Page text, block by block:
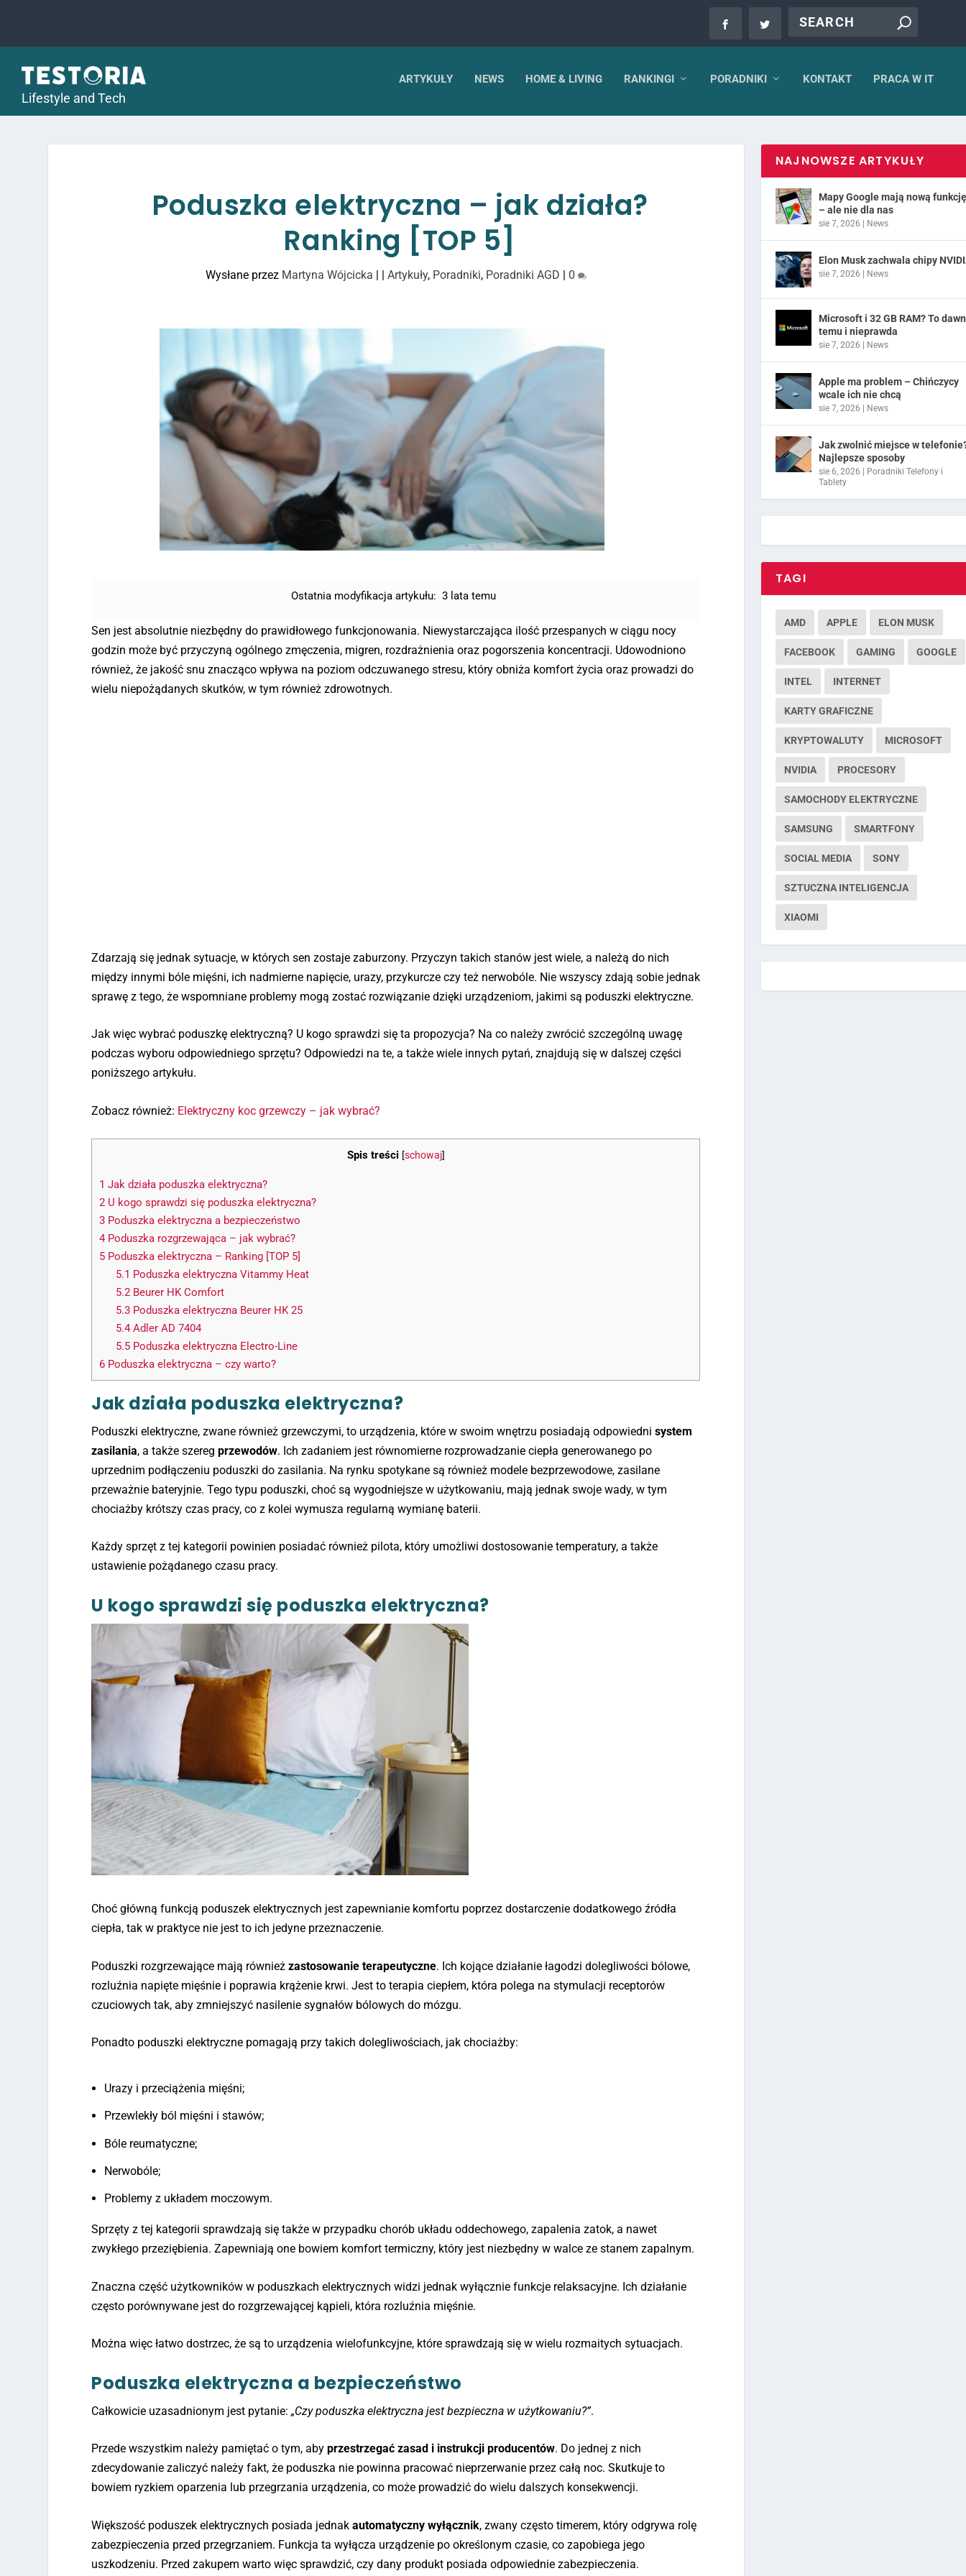
Lifestyle and Tech
ARTYKUŁY NEWS HOME & LIVING RANKINGI PORADNIKI KONTAKT PRACA W IT
Poduszka elektryczna – jak działa?
Ranking [TOP 5]
Wysłane przez Martyna Wójcicka | |Artykuły, Poradniki, Poradniki AGD | 0
Ostatnia modyfikacja artykułu: 3 lata temu
Sen jest absolutnie niezbędny do prawidłowego funkcjonowania. Niewystarczająca ilość przespanych w ciągu nocy
godzin może być przyczyną ogólnego zmęczenia, migren, rozdrażnienia oraz pogorszenia koncentracji. Udowodniono
również, że jakość snu znacząco wpływa na poziom odczuwanego stresu, który obniża komfort życia oraz prowadzi do
wielu niepożądanych skutków, w tym również zdrowotnych.
Zdarzają się jednak sytuacje, w których sen zostaje zaburzony. Przyczyn takich stanów jest wiele, a należą do nich
między innymi bóle mięśni, ich nadmierne napięcie, urazy, przykurcze czy też nerwobóle. Nie wszyscy zdają sobie jednak
sprawę z tego, że wspomniane problemy mogą zostać rozwiązanie dzięki urządzeniom, jakimi są poduszki elektryczne.
Jak więc wybrać poduszkę elektryczną? U kogo sprawdzi się ta propozycja? Na co należy zwrócić szczególną uwagę
podczas wyboru odpowiedniego sprzętu? Odpowiedzi na te, a także wiele innych pytań, znajdują się w dalszej części
poniższego artykułu.
Zobacz również: Elektryczny koc grzewczy – jak wybrać?
Spis treści [schowaj]
1 Jak działa poduszka elektryczna?
2 U kogo sprawdzi się poduszka elektryczna?
3 Poduszka elektryczna a bezpieczeństwo
4 Poduszka rozgrzewająca – jak wybrać?
5 Poduszka elektryczna – Ranking [TOP 5]
5.1 Poduszka elektryczna Vitammy Heat
5.2 Beurer HK Comfort
5.3 Poduszka elektryczna Beurer HK 25
5.4 Adler AD 7404
5.5 Poduszka elektryczna Electro-Line
6 Poduszka elektryczna – czy warto?
Jak działa poduszka elektryczna?
Poduszki elektryczne, zwane również grzewczymi, to urządzenia, które w swoim wnętrzu posiadają odpowiednisystem
zasilania, a także szeregprzewodów. Ich zadaniem jest równomierne rozprowadzanie ciepła generowanego po
uprzednim podłączeniu poduszki do zasilania. Na rynku spotykane są również modele bezprzewodowe, zasilane
przeważnie bateryjnie. Tego typu poduszki, choć są wygodniejsze w użytkowaniu, mają jednak swoje wady, w tym
chociażby krótszy czas pracy, co z kolei wymusza regularną wymianę baterii.
Każdy sprzęt z tej kategorii powinien posiadać również pilota, który umożliwi dostosowanie temperatury, a także
ustawienie pożądanego czasu pracy.
U kogo sprawdzi się poduszka elektryczna?
Choć główną funkcją poduszek elektrycznych jest zapewnianie komfortu poprzez dostarczenie dodatkowego źródła
ciepła, tak w praktyce nie jest to ich jedyne przeznaczenie.
Poduszki rozgrzewające mają równieżzastosowanie terapeutyczne. Ich kojące działanie łagodzi dolegliwości bólowe,
rozluźnia napięte mięśnie i poprawia krążenie krwi. Jest to terapia ciepłem, która polega na stymulacji receptorów
czuciowych tak, aby zmniejszyć nasilenie sygnałów bólowych do mózgu.
Ponadto poduszki elektryczne pomagają przy takich dolegliwościach, jak chociażby:
Urazy i przeciążenia mięśni;
Przewlekły ból mięśni i stawów;
Bóle reumatyczne;
Nerwobóle;
Problemy z układem moczowym.
Sprzęty z tej kategorii sprawdzają się także w przypadku chorób układu oddechowego, zapalenia zatok, a nawet
zwykłego przeziębienia. Zapewniają one bowiem komfort termiczny, który jest niezbędny w walce ze stanem zapalnym.
Znaczna część użytkowników w poduszkach elektrycznych widzi jednak wyłącznie funkcje relaksacyjne. Ich działanie
często porównywane jest do rozgrzewającej kąpieli, która rozluźnia mięśnie.
Można więc łatwo dostrzec, że są to urządzenia wielofunkcyjne, które sprawdzają się w wielu rozmaitych sytuacjach.
Poduszka elektryczna a bezpieczeństwo
Całkowicie uzasadnionym jest pytanie:„Czy poduszka elektryczna jest bezpieczna w użytkowaniu?”.
Przede wszystkim należy pamiętać o tym, abyprzestrzegać zasad i instrukcji producentów. Do jednej z nich
zdecydowanie zaliczyć należy fakt, że poduszka nie powinna pracować nieprzerwanie przez całą noc. Skutkuje to
bowiem ryzkiem oparzenia lub przegrzania urządzenia, co może prowadzić do wielu dalszych konsekwencji.
Większość poduszek elektrycznych posiada jednakautomatyczny wyłącznik, zwany często timerem, który odgrywa rolę
zabezpieczenia przed przegrzaniem. Funkcja ta wyłącza urządzenie po określonym czasie, co zapobiega jego
uszkodzeniu. Przed zakupem warto więc sprawdzić, czy dany produkt posiada odpowiednie zabezpieczenia.
NAJNOWSZE ARTYKUŁY
Mapy Google mają nową funkcję
– ale nie dla nas
sie 7, 2026 | News
Elon Musk zachwala chipy
sie 7, 2026 | News
Microsoft i 32 GB RAM? To
temu i nieprawda
sie 7, 2026 | News
Apple ma problem – Chińczycy
wcale ich nie chcą
sie 7, 2026 | News
Jak zwolnić miejsce w
Najlepsze sposoby
sie 6, 2026 | Poradniki Telefony i
Tablety
TAGI
AMD APPLE ELON MUSK
FACEBOOK GAMING GOOGLE
INTEL INTERNET
KARTY GRAFICZNE
KRYPTOWALUTY MICROSOFT
NVIDIA PROCESORY
SAMOCHODY ELEKTRYCZNE
SAMSUNG SMARTFONY
SOCIAL MEDIA SONY
SZTUCZNA INTELIGENCJA
XIAOMI